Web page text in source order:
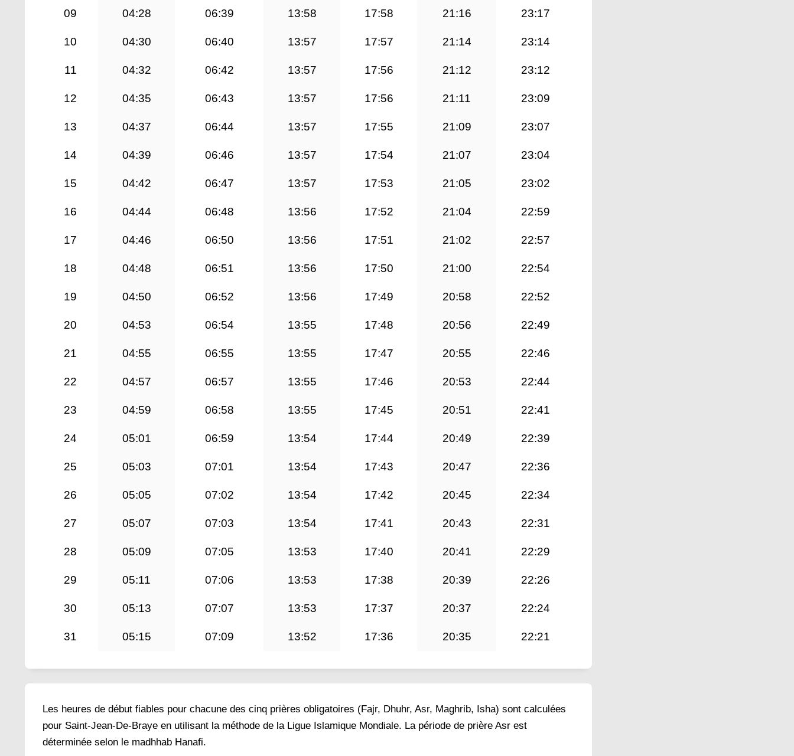
09 04:28 06:39 13:58 17:58 21:16 23:17
10 04:30 06:40 13:57 17:57 21:14 23:14
11 04:32 06:42 13:57 17:56 21:12 23:12
12 04:35 06:43 13:57 17:56 21:11 23:09
13 04:37 06:44 13:57 17:55 21:09 23:07
14 04:39 06:46 13:57 17:54 21:07 23:04
15 04:42 06:47 13:57 17:53 21:05 23:02
16 04:44 06:48 13:56 17:52 21:04 22:59
17 04:46 06:50 13:56 17:51 21:02 22:57
18 04:48 06:51 13:56 17:50 21:00 22:54
19 04:50 06:52 13:56 17:49 20:58 22:52
20 04:53 06:54 13:55 17:48 20:56 22:49
21 04:55 06:55 13:55 17:47 20:55 22:46
22 04:57 06:57 13:55 17:46 20:53 22:44
23 04:59 06:58 13:55 17:45 20:51 22:41
24 05:01 06:59 13:54 17:44 20:49 22:39
25 05:03 07:01 13:54 17:43 20:47 22:36
26 05:05 07:02 13:54 17:42 20:45 22:34
27 05:07 07:03 13:54 17:41 20:43 22:31
28 05:09 07:05 13:53 17:40 20:41 22:29
29 05:11 07:06 13:53 17:38 20:39 22:26
30 05:13 07:07 13:53 17:37 20:37 22:24
31 05:15 07:09 13:52 17:36 20:35 22:21
Les heures de début fiables pour chacune des cinq prières obligatoires (Fajr, Dhuhr, Asr, Maghrib, Isha) sont calculées
pour Saint-Jean-De-Braye en utilisant la méthode de la Ligue Islamique Mondiale. La période de prière Asr est
déterminée selon le madhhab Hanafi.